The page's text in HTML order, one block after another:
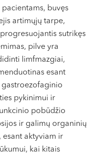
buvęs
artimųjų tarpe,
sutrikęs
pilve yra
limfmazgiai,
esant
gastroezofaginio
pykinimui ir
pobūdžio
ir galimų organinių
esant aktyviam ir
kai kitais